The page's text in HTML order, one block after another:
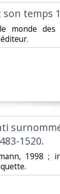
son temps
monde
1520.
1998 ;